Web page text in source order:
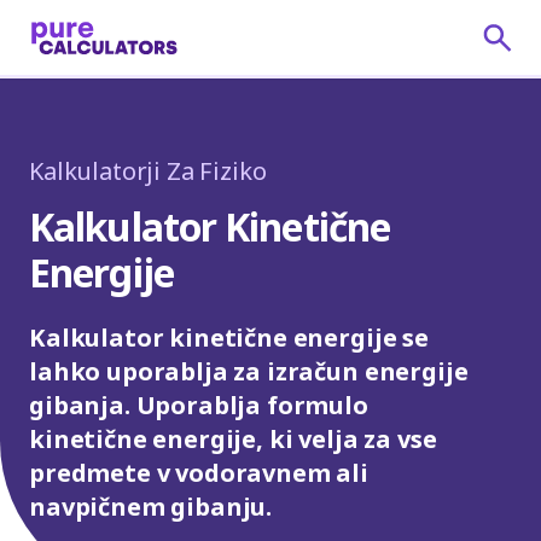
Kalkulatorji Za Fiziko
Kalkulator Kinetične
Energije
Kalkulator kinetične energije se
lahko uporablja za izračun energije
gibanja. Uporablja formulo
kinetične energije, ki velja za vse
predmete v vodoravnem ali
navpičnem gibanju.